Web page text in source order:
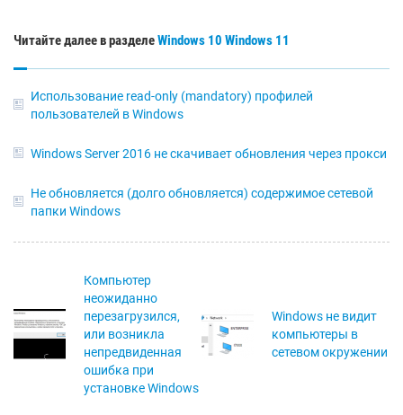
Читайте далее в разделеWindows 10 Windows 11
Использование read-only (mandatory) профилей
пользователей в Windows
Windows Server 2016 не скачивает обновления через прокси
Не обновляется (долго обновляется) содержимое сетевой
папки Windows
Компьютер
неожиданно
перезагрузился,
или возникла
непредвиденная
ошибка при
установке Windows
Windows не видит
компьютеры в
сетевом окружении